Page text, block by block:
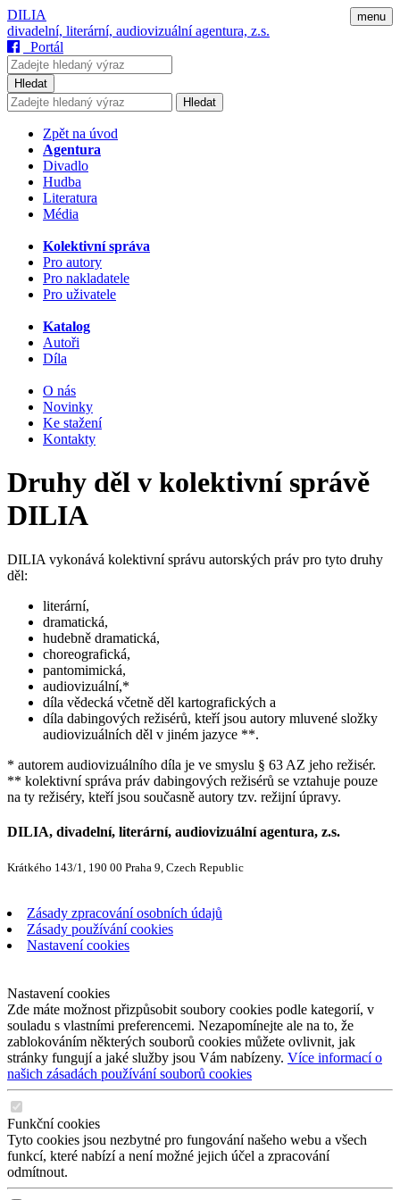
menu
DILIA
divadelní, literární, audiovizuální agentura, z.s.
Portál
Hledat
Hledat
Zpět na úvod
Agentura
Divadlo
Hudba
Literatura
Média
Kolektivní správa
Pro autory
Pro nakladatele
Pro uživatele
Katalog
Autoři
Díla
O nás
Novinky
Ke stažení
Kontakty
Druhy děl v kolektivní správě
DILIA
DILIA vykonává kolektivní správu autorských práv pro tyto druhy
děl:
literární,
dramatická,
hudebně dramatická,
choreografická,
pantomimická,
audiovizuální,*
díla vědecká včetně děl kartografických a
díla dabingových režisérů, kteří jsou autory mluvené složky
audiovizuálních děl v jiném jazyce **.
* autorem audiovizuálního díla je ve smyslu § 63 AZ jeho režisér.
** kolektivní správa práv dabingových režisérů se vztahuje pouze
na ty režiséry, kteří jsou současně autory tzv. režijní úpravy.
DILIA, divadelní, literární, audiovizuální agentura, z.s.
Krátkého 143/1, 190 00 Praha 9, Czech Republic
Zásady zpracování osobních údajů
Zásady používání cookies
Nastavení cookies
Nastavení cookies
Zde máte možnost přizpůsobit soubory cookies podle kategorií, v
souladu s vlastními preferencemi. Nezapomínejte ale na to, že
zablokováním některých souborů cookies můžete ovlivnit, jak
stránky fungují a jaké služby jsou Vám nabízeny. Více informací o
našich zásadách používání souborů cookies
Funkční cookies
Tyto cookies jsou nezbytné pro fungování našeho webu a všech
funkcí, které nabízí a není možné jejich účel a zpracování
odmítnout.